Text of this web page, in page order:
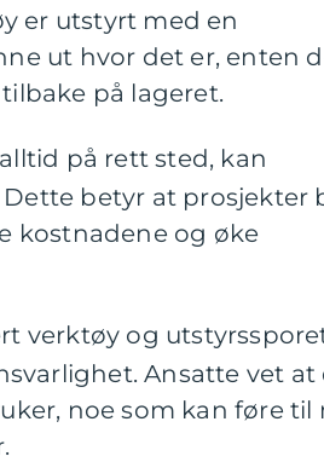
er utstyrt med en
ut hvor det er, enten
på lageret.
på rett sted, kan
betyr at prosjekter
kostnadene og øke
verktøy og
Ansatte vet at
noe som kan føre til